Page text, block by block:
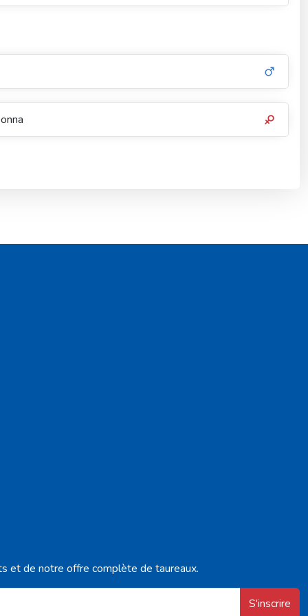
et de notre offre complète de taureaux.
S'inscrire